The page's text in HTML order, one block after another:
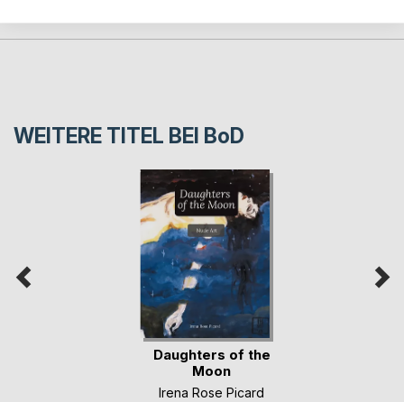
WEITERE TITEL BEI BoD
Daughters of the
Moon
Irena Rose Picard